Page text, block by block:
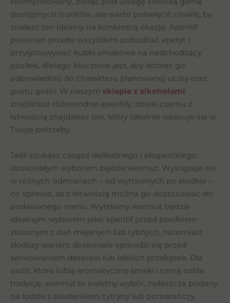
dostępnych trunków, ale warto poświęcić chwilę, by
znaleźć ten idealny na konkretną okazję. Aperitif
powinien przede wszystkim pobudzać apetyt i
przygotowywać kubki smakowe na nadchodzący
posiłek, dlatego kluczowe jest, aby dobrać go
odpowiednio do charakteru planowanej uczty oraz
gustu gości. W naszym sklepie z alkoholami
znajdziesz różnorodne aperitify, dzięki czemu z
łatwością znajdziesz ten, który idealnie wpasuje się w
Twoje potrzeby.
Jeśli szukasz czegoś delikatnego i eleganckiego,
doskonałym wyborem będzie wermut. Występuje on
w różnych odmianach – od wytrawnych po słodkie –
co sprawia, że z łatwością można go dostosować do
podawanego menu. Wytrawny wermut będzie
idealnym wyborem jako aperitif przed posiłkiem
złożonym z dań mięsnych lub rybnych, natomiast
słodszy wariant doskonale sprawdzi się przed
serwowaniem deserów lub lekkich przekąsek. Dla
osób, które lubią aromatyczne smaki i cenią sobie
tradycję, wermut to świetny wybór, zwłaszcza podany
na lodzie z plasterkiem cytryny lub pomarańczy.